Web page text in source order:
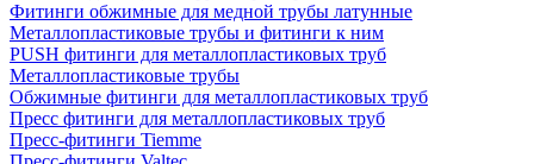
Фитинги обжимные для медной трубы латунные
Металлопластиковые трубы и фитинги к ним
PUSH фитинги для металлопластиковых труб
Металлопластиковые трубы
Обжимные фитинги для металлопластиковых труб
Пресс фитинги для металлопластиковых труб
Пресс-фитинги Tiemme